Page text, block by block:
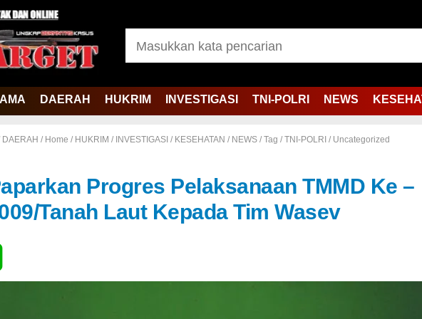
DAERAH HUKRIM INVESTIGASI TNI-POLRI NEWS
DAERAH / Home / HUKRIM / INVESTIGASI / KESEHATAN / NEWS/ Tag / TNI-POLRI / Uncategorized
Progres Pelaksanaan TMMD Ke –
Tanah Laut Kepada Tim Wasev